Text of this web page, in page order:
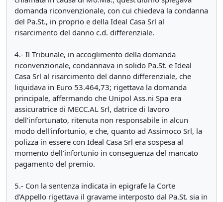
domanda riconvenzionale, con cui chiedeva la condanna
del Pa.St., in proprio e della Ideal Casa Srl al
risarcimento del danno c.d. differenziale.
4.- Il Tribunale, in accoglimento della domanda
riconvenzionale, condannava in solido Pa.St. e Ideal
Casa Srl al risarcimento del danno differenziale, che
liquidava in Euro 53.464,73; rigettava la domanda
principale, affermando che Unipol Ass.ni Spa era
assicuratrice di MECC.AL Srl, datrice di lavoro
dell'infortunato, ritenuta non responsabile in alcun
modo dell'infortunio, e che, quanto ad Assimoco Srl, la
polizza in essere con Ideal Casa Srl era sospesa al
momento dell'infortunio in conseguenza del mancato
pagamento del premio.
5.- Con la sentenza indicata in epigrafe la Corte
d'Appello rigettava il gravame interposto dal Pa.St. sia in